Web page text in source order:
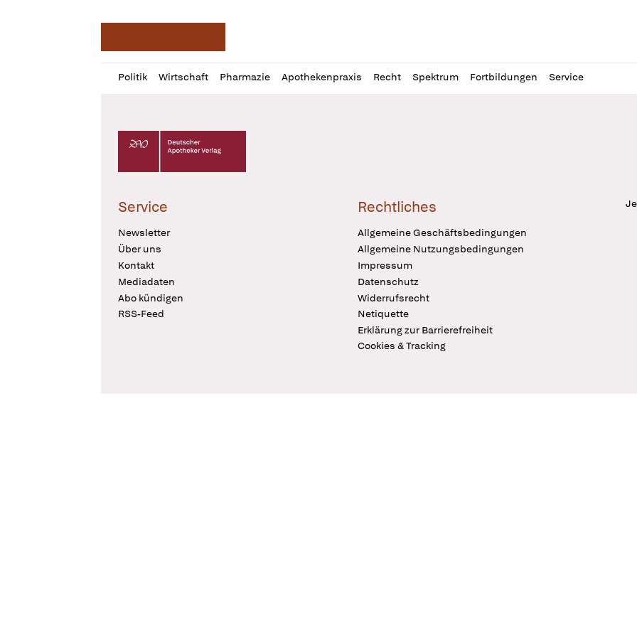
Politik Wirtschaft Pharmazie Apothekenpraxis Recht Spektrum Fortbildungen Service
Profil
öffnen
Daz
Pur
Deutscher Apotheker Verlag Logo
Service
Newsletter
Über uns
Kontakt
Mediadaten
Abo kündigen
RSS-Feed
Rechtliches
Allgemeine Geschäftsbedingungen
Allgemeine Nutzungsbedingungen
Impressum
Datenschutz
Widerrufsrecht
Netiquette
Erklärung zur Barrierefreiheit
Cookies & Tracking